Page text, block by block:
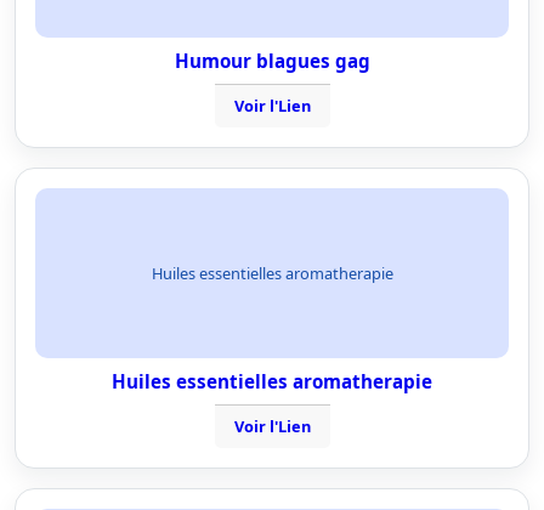
Humour blagues gag
Voir l'Lien
Huiles essentielles aromatherapie
Huiles essentielles aromatherapie
Voir l'Lien